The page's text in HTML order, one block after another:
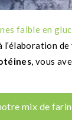
faible en
de
, vous
mix de